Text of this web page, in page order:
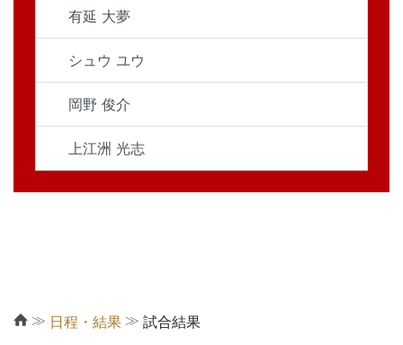
有延 大夢
シュウ ユウ
岡野 俊介
上江洲 光志
≫ 日程・結果 ≫ 試合結果